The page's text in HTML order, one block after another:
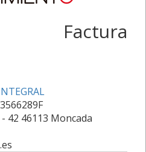
Factura
42 46113 Moncada